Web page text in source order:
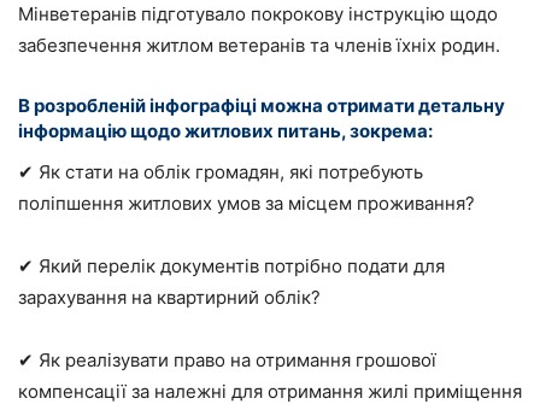
Мінветеранів підготувало покрокову інструкцію щодо
забезпечення житлом ветеранів та членів їхніх родин.
В розробленій інфографіці можна отримати детальну
інформацію щодо житлових питань, зокрема:
✔ Як стати на облік громадян, які потребують
поліпшення житлових умов за місцем проживання?
✔ Який перелік документів потрібно подати для
зарахування на квартирний облік?
✔ Як реалізувати право на отримання грошової
компенсації за належні для отримання жилі приміщення